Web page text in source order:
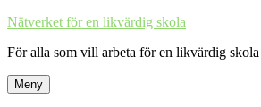
Hoppa
innehåll
Nätverket för en likvärdig skola
För alla som vill arbeta för en likvärdig skola
Meny